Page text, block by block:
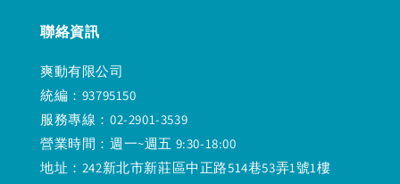
聯絡資訊
爽動有限公司
統編：93795150
服務專線：02-2901-3539
營業時間：週一~週五 9:30-18:00
地址：242新北市新莊區中正路514巷53弄1號1樓